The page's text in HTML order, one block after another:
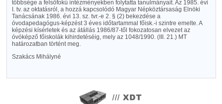
többsége a felsőfokú intézményekben folytatta tanulmányait. Az 1985. évi
I. tv. az oktatásról, a hozzá kapcsolódó Magyar Népköztársaság Elnöki
Tanácsának 1986. évi 13. sz. tvr.-e 2. § (2) bekezdése a
óvodapedagógus-képzést 3 éves időtartammal főisk.-i szintre emelte. A
képzési kísérletek és az átállás 1986/87-től fokozatosan elvezet az
óvóképző főiskolák kihirdetéséig, mely az 1048/1990. (III. 21.) MT
határozatban történt meg.
Szakács Mihályné